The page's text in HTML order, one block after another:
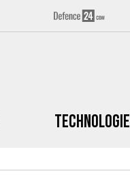
Technologie